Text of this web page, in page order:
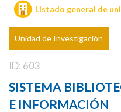
Listado general de
Unidad de Investigación
ID: 603
SISTEMA
E INFORMACIÓN